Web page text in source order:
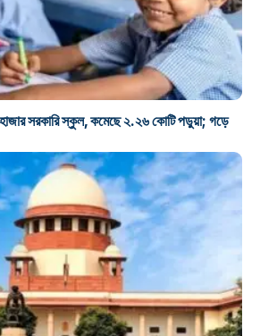
সরকারি স্কুল, কমেছে ২.২৬ কোটি পড়ুয়া; গড়ে